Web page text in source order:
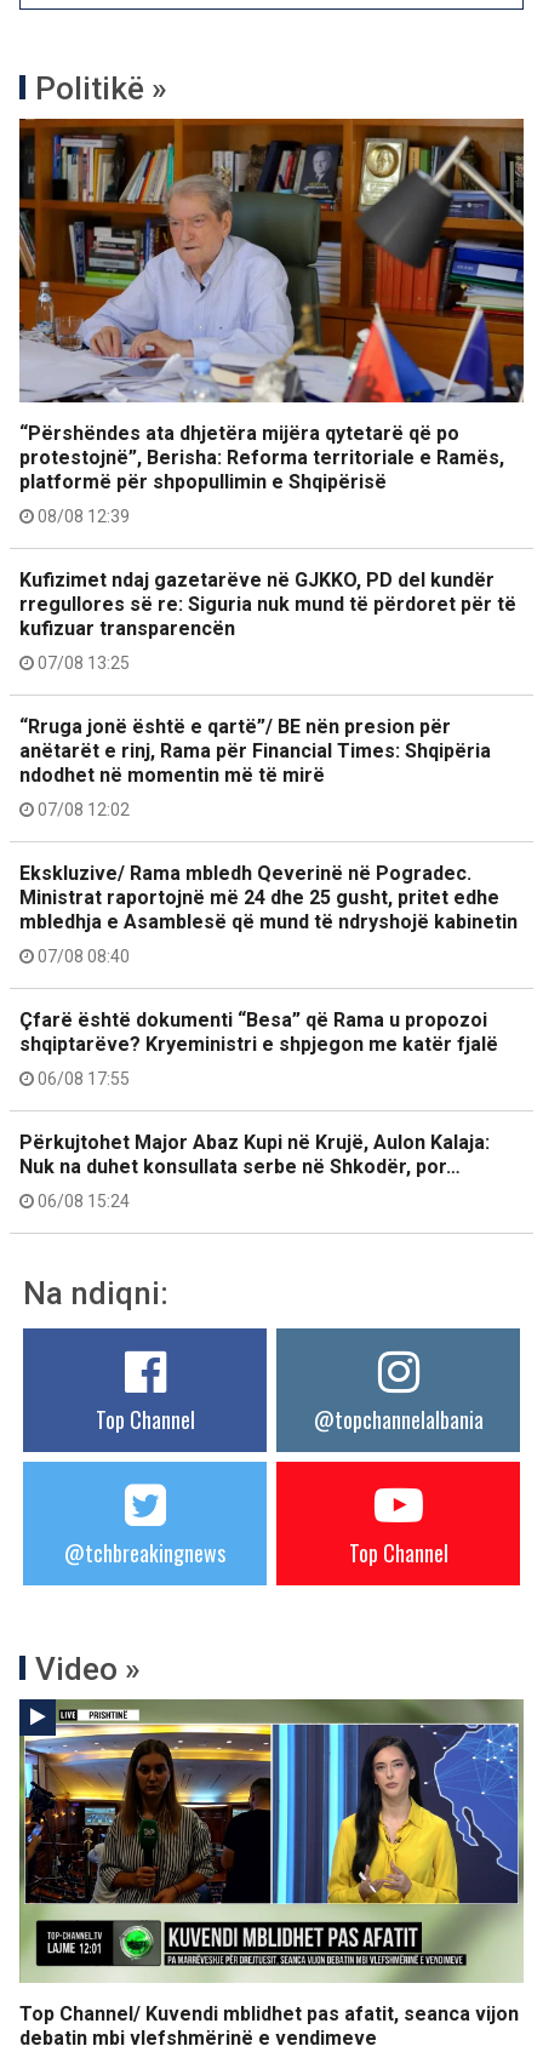
Politikë »
“Përshëndes ata dhjetëra mijëra qytetarë që po
protestojnë”, Berisha: Reforma territoriale e Ramës,
platformë për shpopullimin e Shqipërisë
08/08 12:39
Kufizimet ndaj gazetarëve në GJKKO, PD del kundër
rregullores së re: Siguria nuk mund të përdoret për të
kufizuar transparencën
07/08 13:25
“Rruga jonë është e qartë”/ BE nën presion për
anëtarët e rinj, Rama për Financial Times: Shqipëria
ndodhet në momentin më të mirë
07/08 12:02
Ekskluzive/ Rama mbledh Qeverinë në Pogradec.
Ministrat raportojnë më 24 dhe 25 gusht, pritet edhe
mbledhja e Asamblesë që mund të ndryshojë kabinetin
07/08 08:40
Çfarë është dokumenti “Besa” që Rama u propozoi
shqiptarëve? Kryeministri e shpjegon me katër fjalë
06/08 17:55
Përkujtohet Major Abaz Kupi në Krujë, Aulon Kalaja:
Nuk na duhet konsullata serbe në Shkodër, por…
06/08 15:24
Na ndiqni:
Top Channel @topchannelalbania
@tchbreakingnews Top Channel
Video »
Top Channel/ Kuvendi mblidhet pas afatit, seanca vijon
debatin mbi vlefshmërinë e vendimeve